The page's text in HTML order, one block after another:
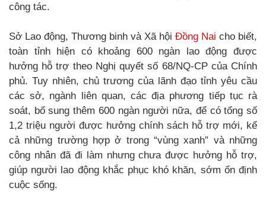
công tác.
Sở Lao động, Thương binh và Xã hội Đồng Nai cho biết,
toàn tỉnh hiện có khoảng 600 ngàn lao động được
hưởng hỗ trợ theo Nghị quyết số 68/NQ-CP của Chính
phủ. Tuy nhiên, chủ trương của lãnh đạo tỉnh yêu cầu
các sở, ngành liên quan, các địa phương tiếp tục rà
soát, bổ sung thêm 600 ngàn người nữa, để có tổng số
1,2 triệu người được hưởng chính sách hỗ trợ mới, kể
cả những trường hợp ở trong “vùng xanh” và những
công nhân đã đi làm nhưng chưa được hưởng hỗ trợ,
giúp người lao động khắc phục khó khăn, sớm ổn định
cuộc sống.